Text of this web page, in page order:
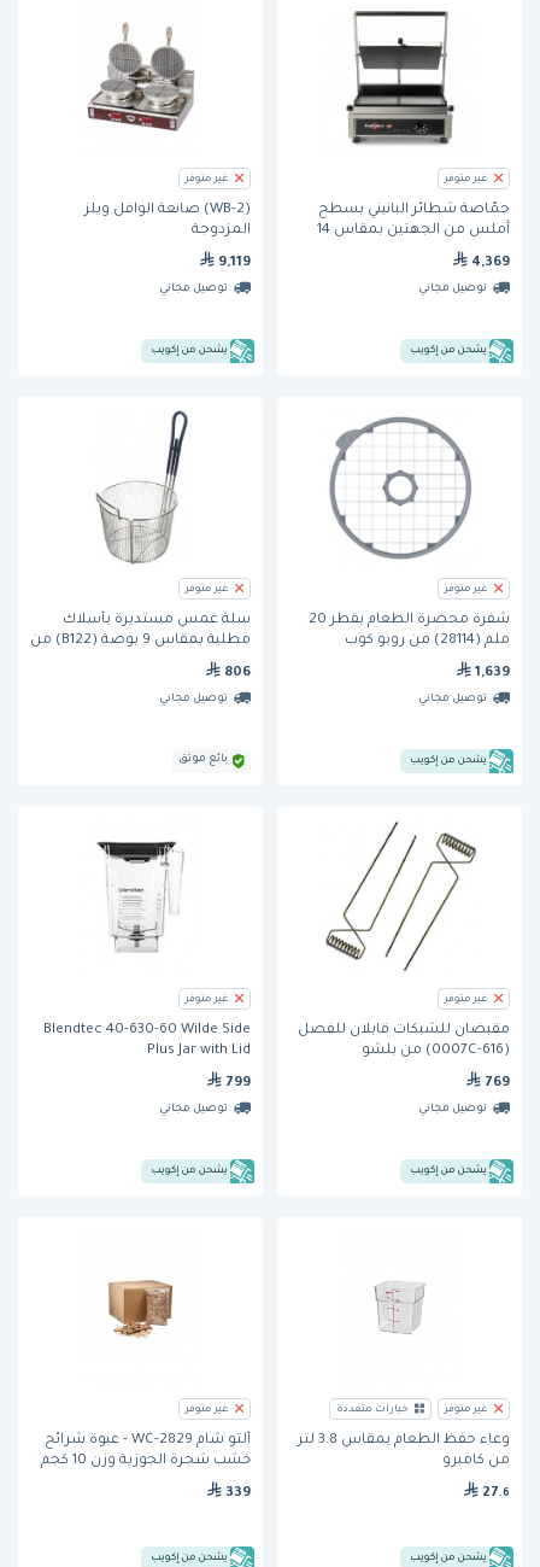
غير متوفر
حمَّاصة شطائر البانيني بسطح
أملس من الجهتين بمقاس 14
بوصة (GECID4CO) من كرامبوز
4,369
توصيل مجاني
يشحن من إكويب
غير متوفر
(WB-2) صانعة الوافل ويلز
المزدوجة
9,119
توصيل مجاني
يشحن من إكويب
غير متوفر
شفرة محضرة الطعام بقطر 20
ملم (28114) من روبو كوب
1,639
توصيل مجاني
يشحن من إكويب
غير متوفر
سلة غَمس مستديرة بأسلاك
مطلية بمقاس 9 بوصة (B122) من
آريكينج
806
توصيل مجاني
بائع موثق
غير متوفر
مقبضان للشبكات قابلان للفصل
(616-0007C) من بلشو
769
توصيل مجاني
يشحن من إكويب
غير متوفر
Blendtec 40-630-60 Wilde Side
Plus Jar with Lid
799
توصيل مجاني
يشحن من إكويب
غير متوفر خيارات متعددة
وعاء حفظ الطعام بمقاس 3.8 لتر
من كامبرو
27 .6
يشحن من إكويب
غير متوفر
ألتو شام WC-2829 - عبوة شرائح
خشب شجرة الجوزية وزن 10 كجم
339
يشحن من إكويب